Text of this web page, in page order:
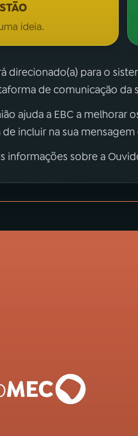
ideia.
direcionado(a) para o
de comunicação da
ajuda a EBC a melhorar
de incluir na sua
informações sobre a